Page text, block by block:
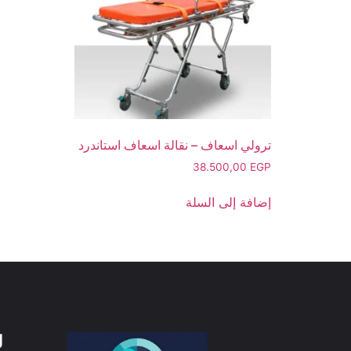
ترولي اسعاف – نقالة اسعاف استاندرد
38.500,00 EGP
إضافة إلى السلة